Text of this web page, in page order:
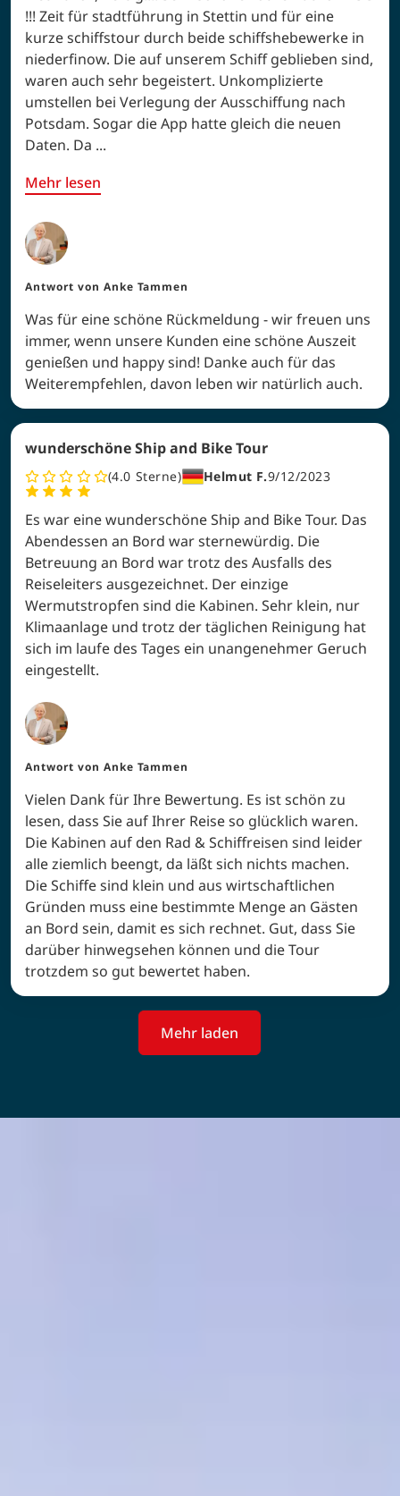
!!! Zeit für stadtführung in Stettin und für eine
kurze schiffstour durch beide schiffshebewerke in
niederfinow. Die auf unserem Schiff geblieben sind,
waren auch sehr begeistert. Unkomplizierte
umstellen bei Verlegung der Ausschiffung nach
Potsdam. Sogar die App hatte gleich die neuen
Daten. Da ...
Mehr lesen
Antwort von Anke Tammen
Was für eine schöne Rückmeldung - wir freuen uns
immer, wenn unsere Kunden eine schöne Auszeit
genießen und happy sind! Danke auch für das
Weiterempfehlen, davon leben wir natürlich auch.
wunderschöne Ship and Bike Tour
4.0 Sterne Helmut F.9/12/2023
Es war eine wunderschöne Ship and Bike Tour. Das
Abendessen an Bord war sternewürdig. Die
Betreuung an Bord war trotz des Ausfalls des
Reiseleiters ausgezeichnet. Der einzige
Wermutstropfen sind die Kabinen. Sehr klein, nur
Klimaanlage und trotz der täglichen Reinigung hat
sich im laufe des Tages ein unangenehmer Geruch
eingestellt.
Antwort von Anke Tammen
Vielen Dank für Ihre Bewertung. Es ist schön zu
lesen, dass Sie auf Ihrer Reise so glücklich waren.
Die Kabinen auf den Rad & Schiffreisen sind leider
alle ziemlich beengt, da läßt sich nichts machen.
Die Schiffe sind klein und aus wirtschaftlichen
Gründen muss eine bestimmte Menge an Gästen
an Bord sein, damit es sich rechnet. Gut, dass Sie
darüber hinwegsehen können und die Tour
trotzdem so gut bewertet haben.
Mehr laden